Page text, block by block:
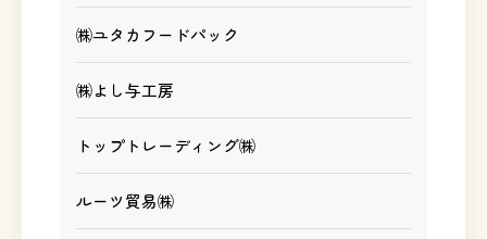
㈱ユタカフードパック
㈱よし与工房
トップトレーディング㈱
ルーツ貿易㈱